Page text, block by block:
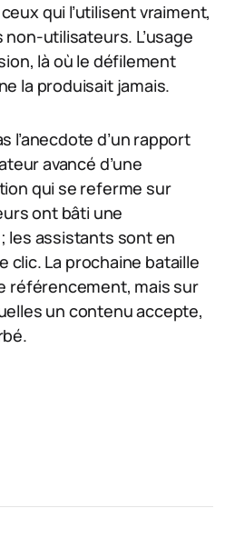
qui l’utilisent vraiment,
non-utilisateurs. L’usage
là où le défilement
la produisait jamais.
l’anecdote d’un rapport
avancé d’une
qui se referme sur
ont bâti une
les assistants sont en
clic. La prochaine bataille
référencement, mais sur
un contenu accepte,